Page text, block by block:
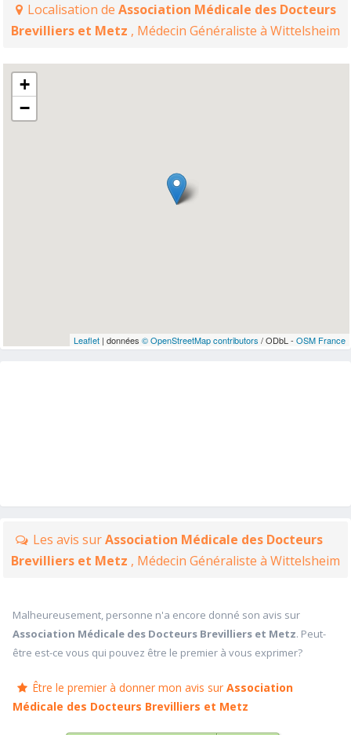
Localisation de Association Médicale des Docteurs
Brevilliers et Metz , Médecin Généraliste à Wittelsheim
+
−
Leaflet| données © OpenStreetMap contributors / ODbL - OSM France
Les avis surAssociation Médicale des Docteurs
Brevilliers et Metz , Médecin Généraliste à Wittelsheim
Malheureusement, personne n'a encore donné son avis sur
Association Médicale des Docteurs Brevilliers et Metz. Peut-
être est-ce vous qui pouvez être le premier à vous exprimer?
Être le premier à donner mon avis sur Association
Médicale des Docteurs Brevilliers et Metz